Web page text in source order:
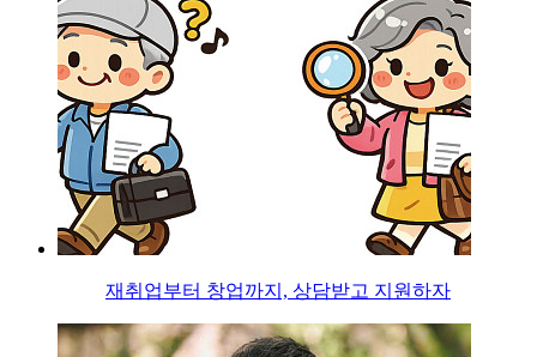
재취업부터 창업까지, 상담받고 지원하자